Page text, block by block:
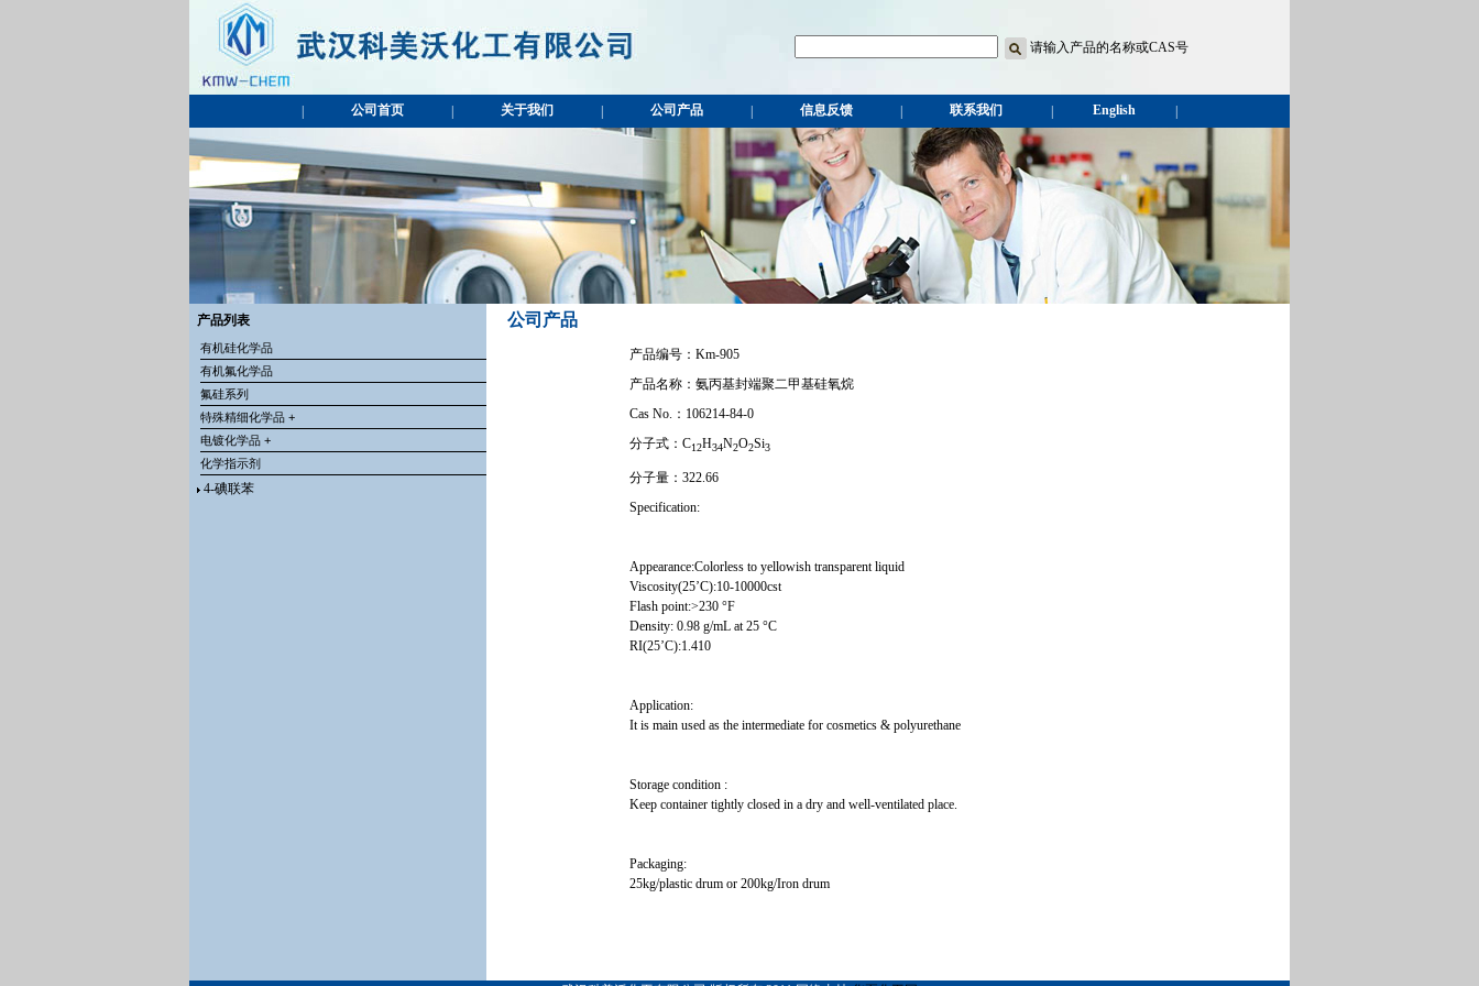
请输入产品的名称或CAS号
公司首页 关于我们 公司产品 信息反馈 联系我们 English
产品列表
有机硅化学品
有机氟化学品
氟硅系列
特殊精细化学品 +
电镀化学品 +
化学指示剂
4-碘联苯
公司产品
产品编号：Km-905
产品名称：氨丙基封端聚二甲基硅氧烷
Cas No.：106214-84-0
分子式：C12H34N2O2Si3
分子量：322.66
Specification:
Appearance:Colorless to yellowish transparent liquid
Viscosity(25’C):10-10000cst
Flash point:>230 °F
Density: 0.98 g/mL at 25 °C
RI(25’C):1.410
Application:
It is main used as the intermediate for cosmetics & polyurethane
Storage condition :
Keep container tightly closed in a dry and well-ventilated place.
Packaging:
25kg/plastic drum or 200kg/Iron drum